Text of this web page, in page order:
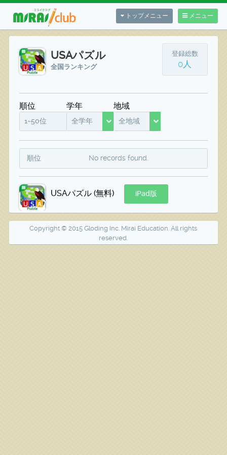
メニュー
トップメニュー
USAパズル
全国ランキング
登録総数
0人
順位
1~50位
学年
全学年
地域
全地域
順位 No records found.
USAパズル (無料) iPad版
Copyright © 2015 Gloding Inc. Mirai Education. All rights
reserved.